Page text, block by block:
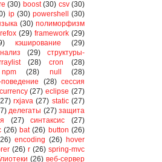
(30) boost (30) csv (30)
ip (30) powershell (30)
(30) полиморфизм
(29) framework (29)
кэширование
(29)
(29)
структуры-
(28) cron
(28)
npm (28) null
(28)
(28) сессия
(27) eclipse (27)
rxjava (27) static (27)
делегаты (27) защита
(27) синтаксис
(27)
(26) bat (26) button (26)
encoding (26) hover
(26) r (26) spring-mvc
(26) веб-сервер